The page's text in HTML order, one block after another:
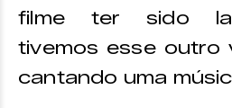
filme ter sido
tivemos esse outro
cantando uma